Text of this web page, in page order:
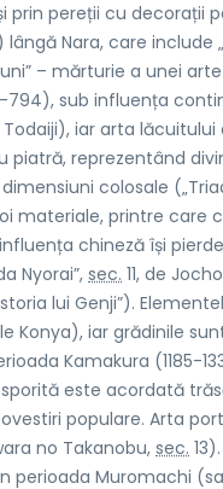
prin pereții cu decorații
Nara, care
– mărturie a unei
794), sub influența
iar arta lăcuitului
piatră, reprezentând
colosale
materiale, printre care
chineză își
Nyorai”, sec. 11, de
lui Genji”).
Konya), iar grădinile
Kamakura (1185-
este acordată
populare. Arta
no Takanobu, sec.
Muromachi